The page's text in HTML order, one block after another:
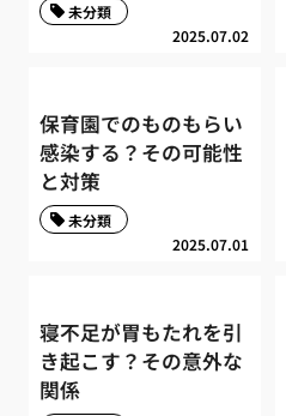
2025.07.02
未分類
保育園でのものもらい
感染する？その可能性
と対策
2025.07.01
未分類
寝不足が胃もたれを引
き起こす？その意外な
関係